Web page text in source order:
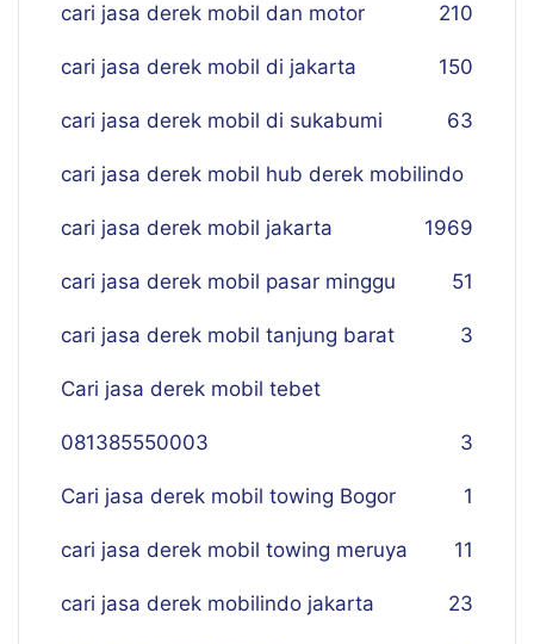
cari jasa derek mobil dan motor 210
cari jasa derek mobil di jakarta 150
cari jasa derek mobil di sukabumi 63
cari jasa derek mobil hub derek mobilindo
69
cari jasa derek mobil jakarta 19
cari jasa derek mobil pasar minggu 51
cari jasa derek mobil tanjung barat 3
Cari jasa derek mobil tebet
081385550003 3
Cari jasa derek mobil towing Bogor 1
cari jasa derek mobil towing meruya 11
cari jasa derek mobilindo jakarta 23